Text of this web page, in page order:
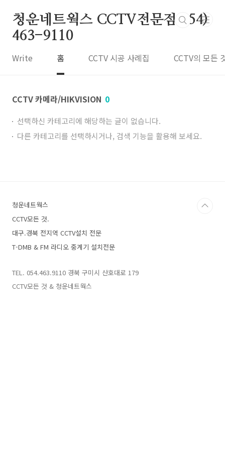
청운네트웍스 CCTV전문점 054)
463-9110
Write 홈 CCTV 시공 사례집 CCTV의 모든
CCTV 카메라/HIKVISION 0
선택하신 카테고리에 해당하는 글이 없습니다.
다른 카테고리를 선택하시거나, 검색 기능을 활용해 보세요.
청운네트웍스
CCTV모든 것.
대구.경북 전지역 CCTV설치 전문
T-DMB & FM 라디오 중계기 설치전문
TEL. 054.463.9110 경북 구미시 산호대로 179
CCTV모든 것 & 청운네트웍스